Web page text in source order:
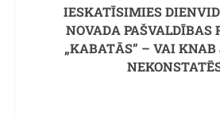
IESKATĪSIMIES
NOVADA PAŠVALDĪBAS
„KABATĀS” – VAI